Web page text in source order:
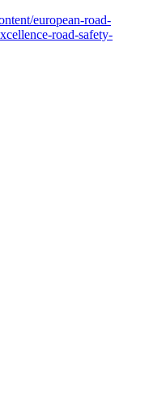
european-road-
road-safety-